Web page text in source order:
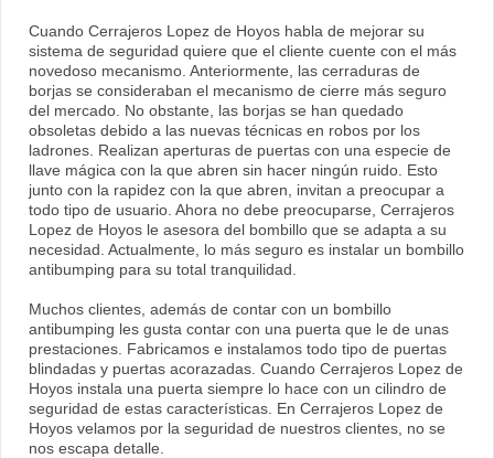
Cuando Cerrajeros Lopez de Hoyos habla de mejorar su
sistema de seguridad quiere que el cliente cuente con el más
novedoso mecanismo. Anteriormente, las cerraduras de
borjas se consideraban el mecanismo de cierre más seguro
del mercado. No obstante, las borjas se han quedado
obsoletas debido a las nuevas técnicas en robos por los
ladrones. Realizan aperturas de puertas con una especie de
llave mágica con la que abren sin hacer ningún ruido. Esto
junto con la rapidez con la que abren, invitan a preocupar a
todo tipo de usuario. Ahora no debe preocuparse, Cerrajeros
Lopez de Hoyos le asesora del bombillo que se adapta a su
necesidad. Actualmente, lo más seguro es instalar un bombillo
antibumping para su total tranquilidad.
Muchos clientes, además de contar con un bombillo
antibumping les gusta contar con una puerta que le de unas
prestaciones. Fabricamos e instalamos todo tipo de puertas
blindadas y puertas acorazadas. Cuando Cerrajeros Lopez de
Hoyos instala una puerta siempre lo hace con un cilindro de
seguridad de estas características. En Cerrajeros Lopez de
Hoyos velamos por la seguridad de nuestros clientes, no se
nos escapa detalle.